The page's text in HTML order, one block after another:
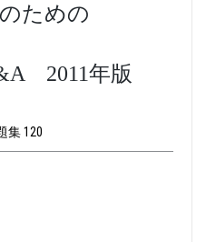
ための
2011年版
集 120